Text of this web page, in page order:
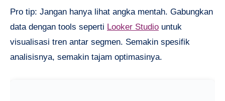
Pro tip: Jangan hanya lihat angka mentah. Gabungkan
data dengan tools seperti Looker Studio untuk
visualisasi tren antar segmen. Semakin spesifik
analisisnya, semakin tajam optimasinya.